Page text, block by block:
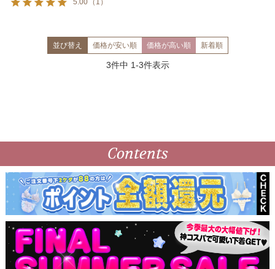
5.00 （ 1 ）
並び替え 価格が安い順 価格が高い順 新着順
3件中 1-3件表示
Contents